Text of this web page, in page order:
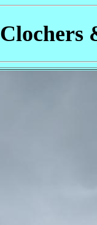
Clochers